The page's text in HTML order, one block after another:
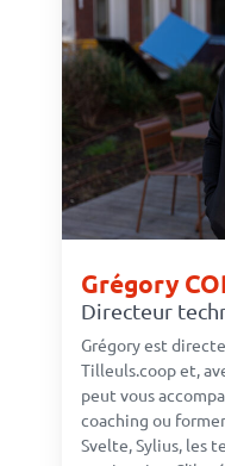
Grégory
Directeur
Grégory est
Tilleuls.coop et,
peut vous
coaching ou
Svelte, Sylius, les